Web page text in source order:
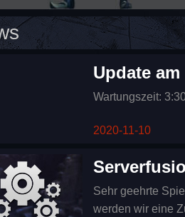
Update am
Wartungszeit:
2020-11-10
Sehr geehrte
werden wir eine